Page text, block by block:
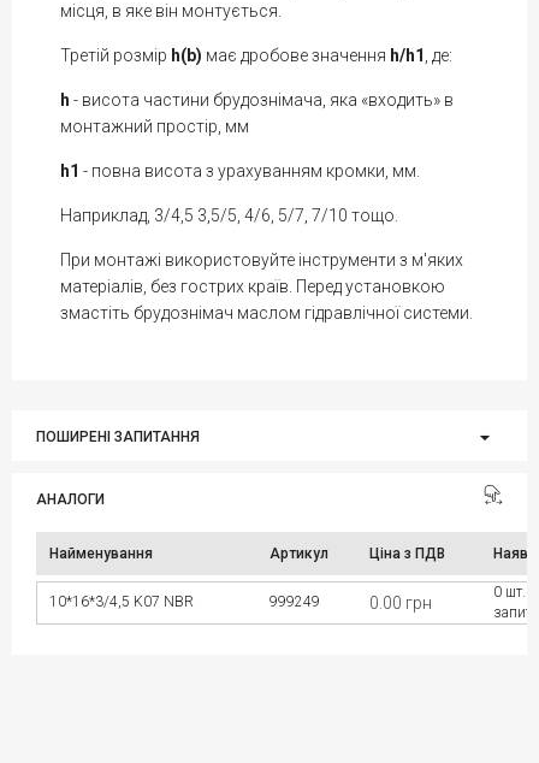
АНАЛОГИ
Найменування Артикул Ціна з ПДВ
10*16*3/4,5 K07 NBR 999249 0.00 грн
0 шт.
запит
місця, в яке він монтується.
Третій розмір h(b) має дробове значення h/h1 , де:
h - висота частини брудознімача, яка «входить» в
монтажний простір, мм
h1 - повна висота з урахуванням кромки, мм.
Наприклад, 3/4,5 3,5/5, 4/6, 5/7, 7/10 тощо.
При монтажі використовуйте інструменти з м'яких
матеріалів, без гострих країв. Перед установкою
змастіть брудознімач маслом гідравлічної системи.
ПОШИРЕНІ ЗАПИТАННЯ